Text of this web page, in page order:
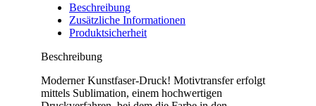
Beschreibung
Zusätzliche Informationen
Produktsicherheit
Beschreibung
Moderner Kunstfaser-Druck! Motivtransfer erfolgt
mittels Sublimation, einem hochwertigen